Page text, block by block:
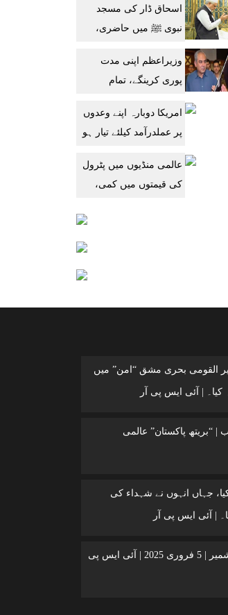
جے ڈی وینس
اسحاق ڈار کی مسجد
نبوی ﷺ میں حاضری،
دعا
وزیراعظم اپنی مدت
پوری کرینگے، تمام
آڈٹ کرایا جائے: محسن
نقوی
امریکا دوبارہ اپنے وعدوں
پر عملدرآمد کیلئے تیار ہو
عالمی منڈیوں میں پٹرول
کی قیمتوں میں کمی،
القومی بحری مشق “امن” میں
| آئی ایس پی آر
“بریتھ پاکستان” عالمی
جہاں انہوں نے شہداء کی
| آئی ایس پی آر
کشمیر ایک زخم | یومِ یکجہتی کشمیر | 5 فروری 2025 | آئی ایس پی